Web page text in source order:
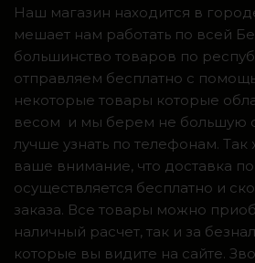
Наш магазин находится в
мешает нам работать по всей
большинство товаров по
отправляем бесплатно с
некоторые товары которые
весом и мы берем не большую
лучше узнать по телефонам.
ваше внимание, что доставка
осуществляется бесплатно и
заказа. Все товары можно
наличный расчет, так и за
которые вы видите на сайте.